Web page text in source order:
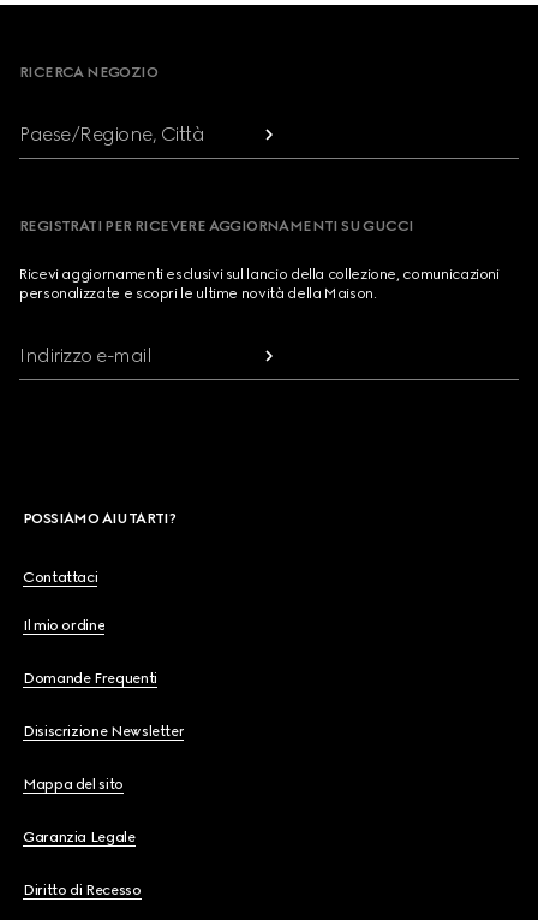
RICERCA NEGOZIO
Paese/Regione, Città
REGISTRATI PER RICEVERE AGGIORNAMENTI SU GUCCI
Ricevi aggiornamenti esclusivi sul lancio della collezione, comunicazioni
personalizzate e scopri le ultime novità della Maison.
Indirizzo e-mail
POSSIAMO AIUTARTI?
Contattaci
Il mio ordine
Domande Frequenti
Disiscrizione Newsletter
Mappa del sito
Garanzia Legale
Diritto di Recesso